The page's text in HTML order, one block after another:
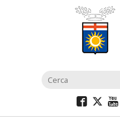
navigazione